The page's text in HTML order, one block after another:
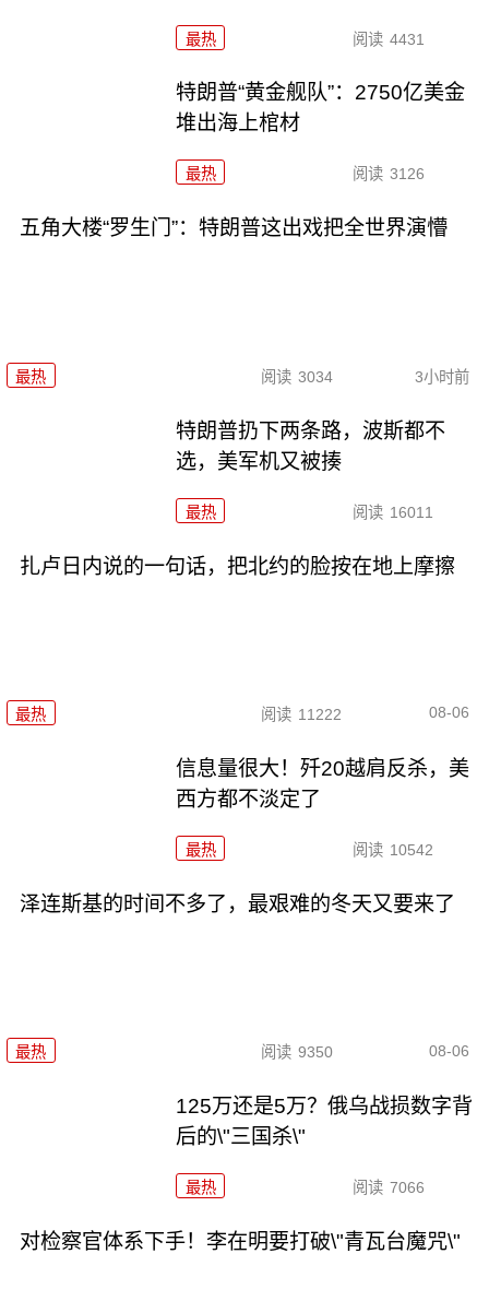
最热 阅读 4431
特朗普“黄金舰队”：2750亿美金
堆出海上棺材
最热 阅读 3126
五角大楼“罗生门”：特朗普这出戏把全世界演懵
最热 阅读 3034 3小时前
特朗普扔下两条路，波斯都不
选，美军机又被揍
最热 阅读 16011
扎卢日内说的一句话，把北约的脸按在地上摩擦
最热 阅读 11222 08-06
信息量很大！歼20越肩反杀，美
西方都不淡定了
最热 阅读 10542
泽连斯基的时间不多了，最艰难的冬天又要来了
最热 阅读 9350 08-06
125万还是5万？俄乌战损数字背
后的\"三国杀\"
最热 阅读 7066
对检察官体系下手！李在明要打破\"青瓦台魔咒\"